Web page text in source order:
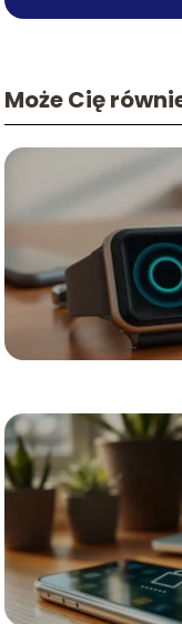
Może Cię